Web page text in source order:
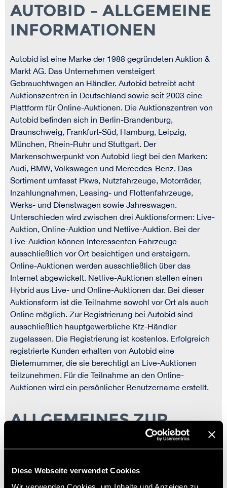
Diese Webseite verwendet Cookies
Wir verwenden Cookies, um Inhalte und Anzeigen zu
AUTOBID – ALLGEMEINE
INFORMATIONEN
Autobid ist eine Marke der 1988 gegründeten Auktion &
Markt AG. Das Unternehmen versteigert
Gebrauchtwagen an Händler. Autobid betreibt acht
Auktionszentren in Deutschland sowie seit 2003 eine
Plattform für Online-Auktionen. Die Auktionszentren von
Autobid befinden sich in Berlin-Brandenburg,
Braunschweig, Frankfurt-Süd, Hamburg, Leipzig,
München, Rhein-Ruhr und Stuttgart. Der
Markenschwerpunkt von Autobid liegt bei den Marken:
Audi, BMW, Volkswagen und Mercedes-Benz. Das
Sortiment umfasst Pkws, Nutzfahrzeuge, Motorräder,
Inzahlungnahmen, Leasing- und Flottenfahrzeuge,
Werks- und Dienstwagen sowie Jahreswagen.
Unterschieden wird zwischen drei Auktionsformen: Live-
Auktion, Online-Auktion und Netlive-Auktion. Bei der
Live-Auktion können Interessenten Fahrzeuge
ausschließlich vor Ort besichtigen und ersteigern.
Online-Auktionen werden ausschließlich über das
Internet abgewickelt. Netlive-Auktionen stellen einen
Hybrid aus Live- und Online-Auktionen dar. Bei dieser
Auktionsform ist die Teilnahme sowohl vor Ort als auch
Online möglich. Zur Registrierung bei Autobid sind
ausschließlich hauptgewerbliche Kfz-Händler
zugelassen. Die Registrierung ist kostenlos. Erfolgreich
registrierte Kunden erhalten von Autobid eine
Bieternummer, die sie berechtigt an Live-Auktionen
teilzunehmen. Für die Teilnahme an den Online-
Auktionen wird ein persönlicher Benutzername erstellt.
ALLGEMEINES ZUR
ONLINE-AUKTION BEI